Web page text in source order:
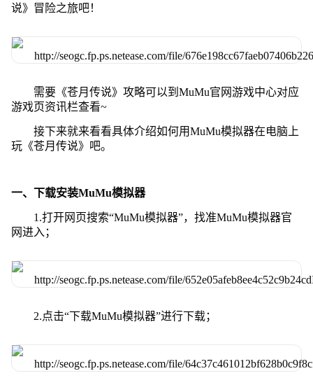
说》冒险之旅吧！
需要《苍月传说》攻略可以到MuMu官网游戏中心对应
游戏页资讯栏查看~
接下来就来看看具体介绍如何用MuMu模拟器在电脑上
玩《苍月传说》吧。
一、下载安装MuMu模拟器
1.打开网页搜索“MuMu模拟器”，找准MuMu模拟器官
网进入；
2.点击“下载MuMu模拟器”进行下载；